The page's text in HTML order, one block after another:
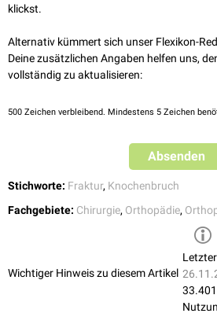
Monate in der Notaufnahme und in der
klickst.
Alternativ kümmert sich unser Flexikon-
Deine zusätzlichen Angaben helfen uns,
vollständig zu aktualisieren:
500 Zeichen verbleibend. Mindestens 5 Zeichen
Absenden
Stichworte: Fraktur, Knochenbruch
Fachgebiete: Chirurgie, Orthopädie,
Wichtiger Hinweis zu diesem Artikel